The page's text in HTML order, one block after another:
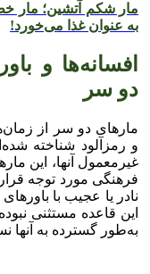
مار شکم آتشین؛ مار
به عنوان غذا می‌خورد!
افسانه‌ها و
دو سر
مار‌های دو سر از
و رمزآلود شناخته
غیرمعمول آنها، این
فرهنگی مورد توجه
نادر یا عجیب با
این قاعده مستثنی
به‌طور گسترده به